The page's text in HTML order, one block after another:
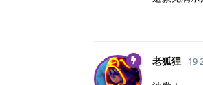
老狐狸 19